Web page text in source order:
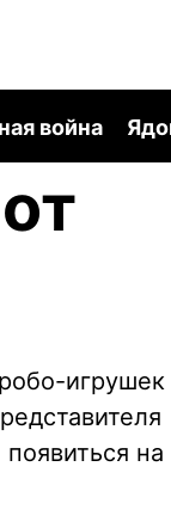
война
игрушек
на